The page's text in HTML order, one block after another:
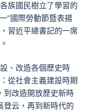
族國民樹立了學習的
”國際勞動節暨表揚
習近平總書記的一席
、改造各個歷史時
從社會主義建設時期
到改造開放歷史新時
登云，再到新時代的